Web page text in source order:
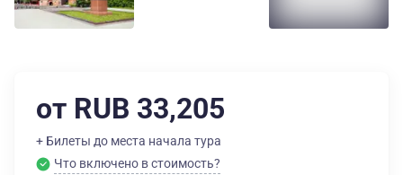
от RUB 33,205
+ Билеты до места начала тура
Что включено в стоимость?